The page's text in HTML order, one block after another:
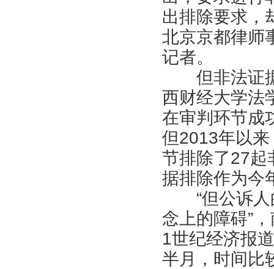
出排除要求，
北京京都律师
记者。
但非法证据
西财经大学法
在审判环节成
但2013年以
节排除了27起
据排除作为今
“但公诉人
念上的障碍”
1世纪经济报
半月，时间比